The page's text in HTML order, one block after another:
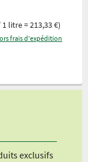
litre = 213,33 €)
frais d'expédition
exclusifs